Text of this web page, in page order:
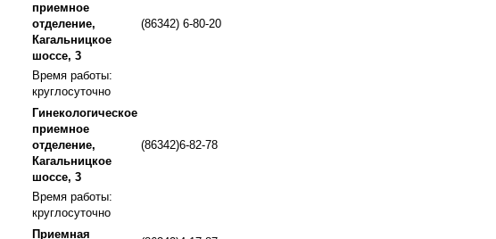
приемное
отделение,
Кагальницкое
шоссе, 3
(86342) 6-80-20
Время работы:
круглосуточно
Гинекологическое
приемное
отделение,
Кагальницкое
шоссе, 3
(86342)6-82-78
Время работы:
круглосуточно
Приемная